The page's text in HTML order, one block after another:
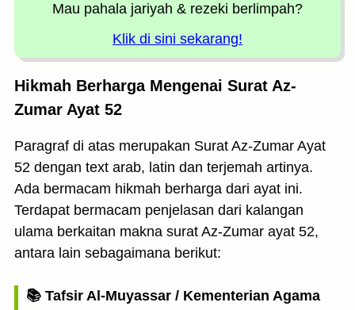
Mau pahala jariyah & rezeki berlimpah?
Klik di sini sekarang!
Hikmah Berharga Mengenai Surat Az-
Zumar Ayat 52
Paragraf di atas merupakan Surat Az-Zumar Ayat
52 dengan text arab, latin dan terjemah artinya.
Ada bermacam hikmah berharga dari ayat ini.
Terdapat bermacam penjelasan dari kalangan
ulama berkaitan makna surat Az-Zumar ayat 52,
antara lain sebagaimana berikut:
📚 Tafsir Al-Muyassar / Kementerian Agama